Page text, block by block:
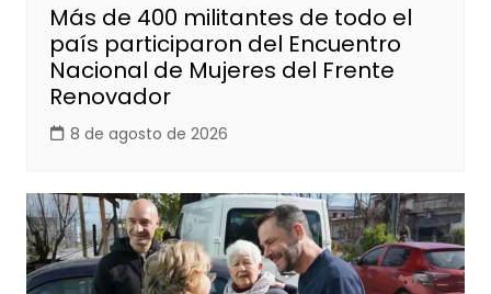
Más de 400 militantes de todo el
país participaron del Encuentro
Nacional de Mujeres del Frente
Renovador
8 de agosto de 2026